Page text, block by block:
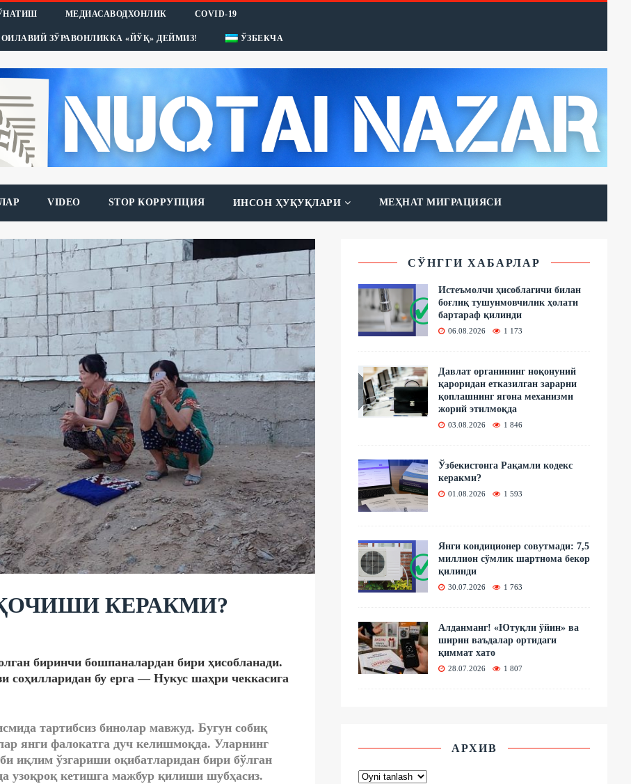
МЕДИАСАВОДХОНЛИК COVID-19
ОИЛАВИЙ ЗЎРАВОНЛИККА «ЙЎҚ» ДЕЙМИЗ! ЎЗБЕКЧА
VIDEO STOP КОРРУПЦИЯ ИНСОН ҲУҚУҚЛАРИ МЕҲНАТ МИГРАЦИЯСИ
КЕРАКМИ?
биринчи бошпаналардан бири ҳисобланади.
соҳилларидан бу ерга — Нукус шаҳри чеккасига
тартибсиз бинолар мавжуд. Бугун собиқ
янги фалокатга дуч келишмоқда. Уларнинг
иқлим ўзгариши оқибатларидан бири бўлган
узоқроқ кетишга мажбур қилиши шубҳасиз.
СЎНГГИ ХАБАРЛАР
Истеъмолчи ҳисоблагичи билан
боғлиқ тушунмовчилик ҳолати
бартараф қилинди
06.08.2026 1 173
Давлат органининг ноқонуний
қароридан етказилган зарарни
қоплашнинг ягона механизми
жорий этилмоқда
03.08.2026 1 846
Ўзбекистонга Рақамли кодекс
керакми?
01.08.2026 1 593
Янги кондиционер совутмади: 7,5
миллион сўмлик шартнома бекор
қилинди
30.07.2026 1 763
Алданманг! «Ютуқли ўйин» ва
ширин ваъдалар ортидаги
қиммат хато
28.07.2026 1 807
АРХИВ